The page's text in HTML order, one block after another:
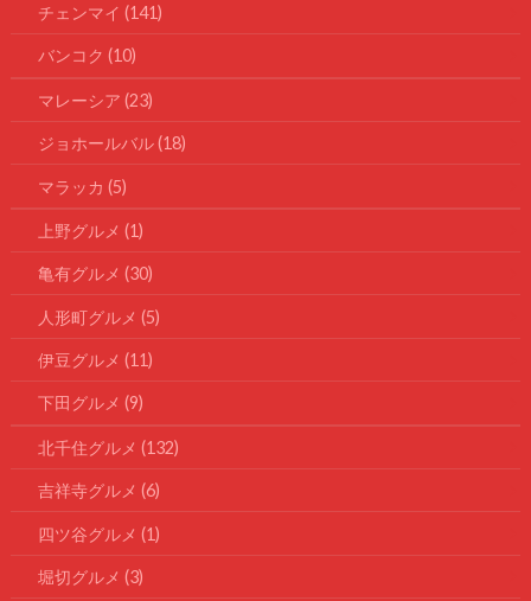
チェンマイ (141)
バンコク (10)
マレーシア (23)
ジョホールバル(18)
マラッカ (5)
上野グルメ (1)
亀有グルメ (30)
人形町グルメ (5)
伊豆グルメ (11)
下田グルメ (9)
北千住グルメ (132)
吉祥寺グルメ (6)
四ツ谷グルメ (1)
堀切グルメ (3)